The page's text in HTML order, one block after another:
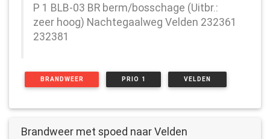
P 1 BLB-03 BR berm/bosschage (Uitbr.:
zeer hoog) Nachtegaalweg Velden 232361
232381
BRANDWEER PRIO 1 VELDEN
Brandweer met spoed naar Velden